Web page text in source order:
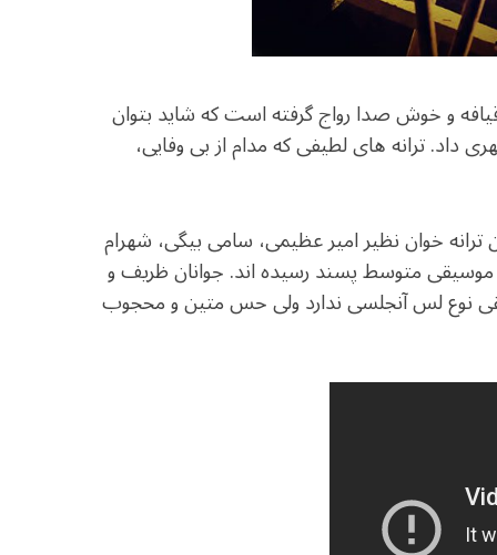
و خوش صدا رواج گرفته است که شاید بتوان
داد. ترانه های لطیفی که مدام از بی وفایی،
خوان نظیر امیر عظیمی، سامی بیگی، شهرام
موسیقی متوسط پسند رسیده اند. جوانان ظریف و
نوع لس آنجلسی ندارد ولی حس متین و محجوب